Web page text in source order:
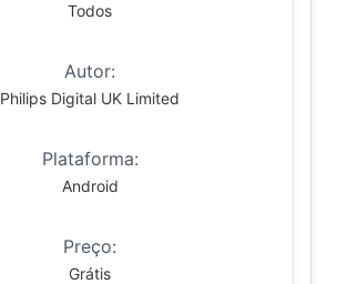
Todos
Autor:
Philips Digital UK Limited
Plataforma:
Android
Preço:
Grátis